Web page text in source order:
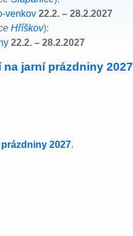
venkov 22.2. – 28.2.2027
Hříškov):
22.2. – 28.2.2027
jarní prázdniny 2027
2027.